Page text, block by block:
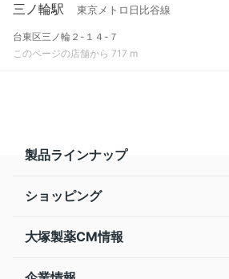
三ノ輪駅 東京メトロ日比谷線
台東区三ノ輪２-１４-７
このページの店舗から 717 m
製品ラインナップ
ショッピング
大塚製薬CM情報